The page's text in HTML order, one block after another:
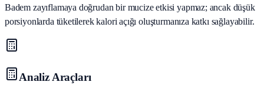
Badem zayıflamaya doğrudan bir mucize etkisi yapmaz; ancak düşük
porsiyonlarda tüketilerek kalori açığı oluşturmanıza katkı sağlayabilir.
Analiz Araçları